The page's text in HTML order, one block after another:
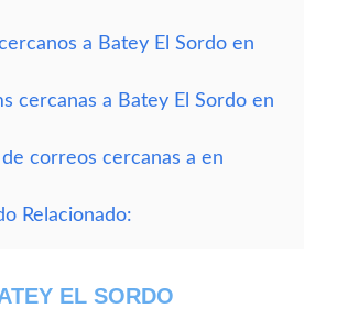
a Batey El Sordo en
cercanas a Batey El Sordo en
correos cercanas a en
Relacionado:
EL SORDO